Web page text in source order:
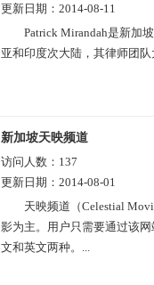
更新日期： 2014-08-11
Patrick Mirandah是新加
亚和印度次大陆，其律师团
新加坡天映频道
访问人数： 137
更新日期： 2014-08-01
天映频道（Celestial
影为主。用户只需要通过该
文和英文两种。...